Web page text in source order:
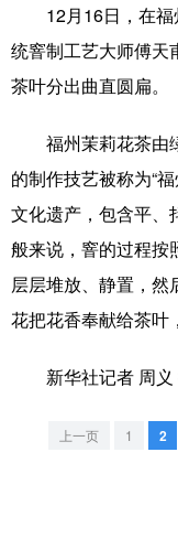
彩票
公益
文化产业
地方频道
辽宁
12月16日，在福
统窨制工艺大师傅天
茶叶分出曲直圆扁。
福州茉莉花茶由
的制作技艺被称为“
文化遗产，包含平、
般来说，窨的过程按
层层堆放、静置，然
花把花香奉献给茶叶
新华社记者 周义
上一页 1 2